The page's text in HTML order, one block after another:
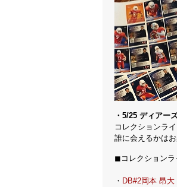
・5/25 ディアー
コレクションラ
誰に会えるかはお
◼︎コレクションラ
・ DB#2岡本 昂大